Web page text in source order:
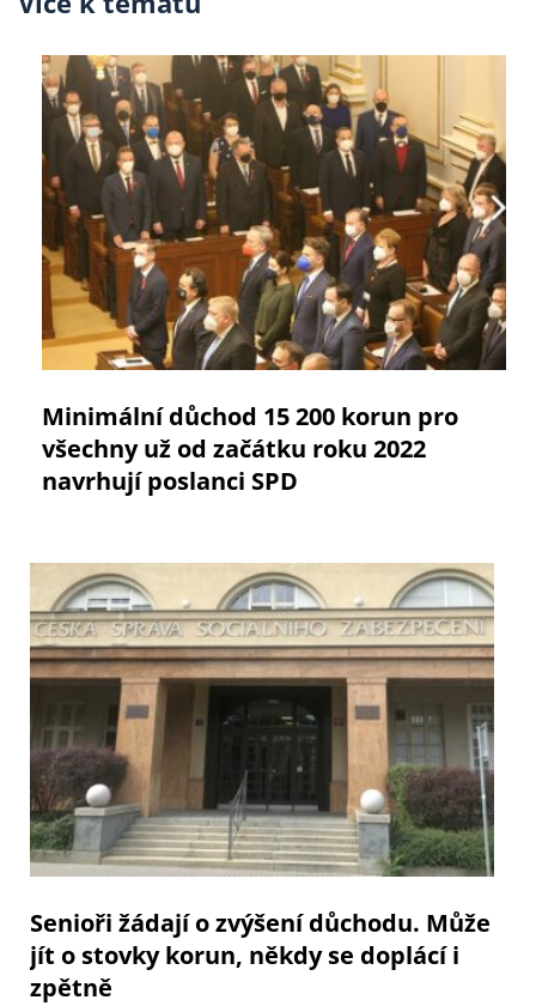
Minimální důchod 15 200 korun pro
všechny už od začátku roku 2022
navrhují poslanci SPD
Senioři žádají o zvýšení důchodu. Může
jít o stovky korun, někdy se doplácí i
zpětně